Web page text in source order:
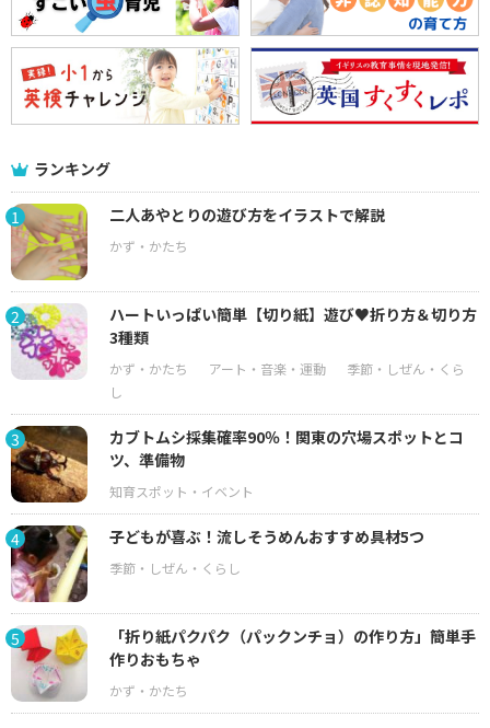
ランキング
1 二人あやとりの遊び方をイラストで解説
2
ハートいっぱい簡単【切り紙】遊び♥折り方＆切り方
3種類
3
カブトムシ採集確率90％！関東の穴場スポットとコ
ツ、準備物
4 子どもが喜ぶ！流しそうめんおすすめ具材5つ
5
「折り紙パクパク（パックンチョ）の作り方」簡単手
作りおもちゃ